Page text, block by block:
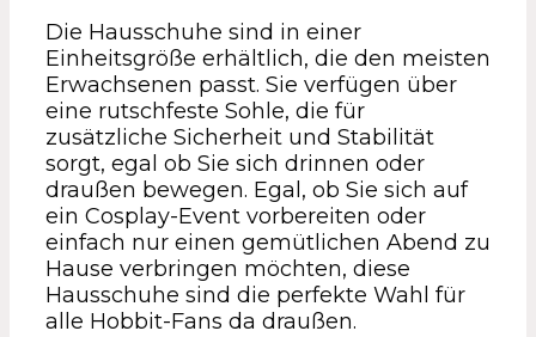
Die Hausschuhe sind in einer
Einheitsgröße erhältlich, die den meisten
Erwachsenen passt. Sie verfügen über
eine rutschfeste Sohle, die für
zusätzliche Sicherheit und Stabilität
sorgt, egal ob Sie sich drinnen oder
draußen bewegen. Egal, ob Sie sich auf
ein Cosplay-Event vorbereiten oder
einfach nur einen gemütlichen Abend zu
Hause verbringen möchten, diese
Hausschuhe sind die perfekte Wahl für
alle Hobbit-Fans da draußen.